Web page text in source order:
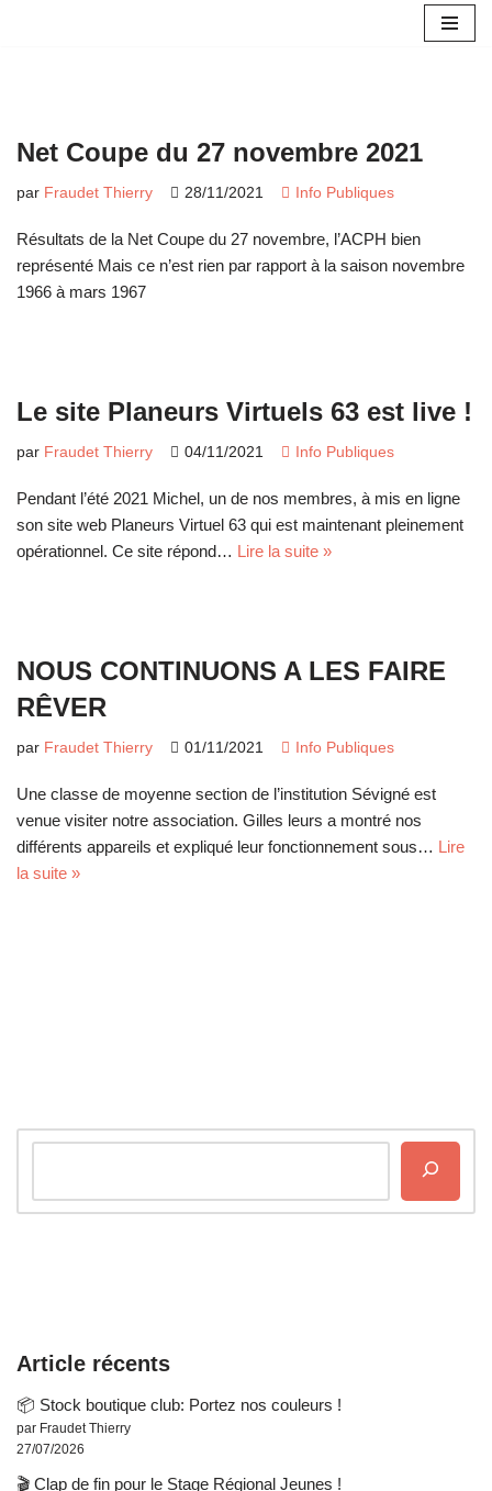
Net Coupe du 27 novembre 2021
par Fraudet Thierry 28/11/2021 Info Publiques
Résultats de la Net Coupe du 27 novembre, l’ACPH bien
représenté Mais ce n’est rien par rapport à la saison novembre
1966 à mars 1967
Le site Planeurs Virtuels 63 est live !
par Fraudet Thierry 04/11/2021 Info Publiques
Pendant l’été 2021 Michel, un de nos membres, à mis en ligne
son site web Planeurs Virtuel 63 qui est maintenant pleinement
opérationnel. Ce site répond… Lire la suite »
NOUS CONTINUONS A LES FAIRE
RÊVER
par Fraudet Thierry 01/11/2021 Info Publiques
Une classe de moyenne section de l’institution Sévigné est
venue visiter notre association. Gilles leurs a montré nos
différents appareils et expliqué leur fonctionnement sous… Lire
la suite »
Article récents
📦 Stock boutique club: Portez nos couleurs !
par Fraudet Thierry
27/07/2026
🎬 Clap de fin pour le Stage Régional Jeunes !